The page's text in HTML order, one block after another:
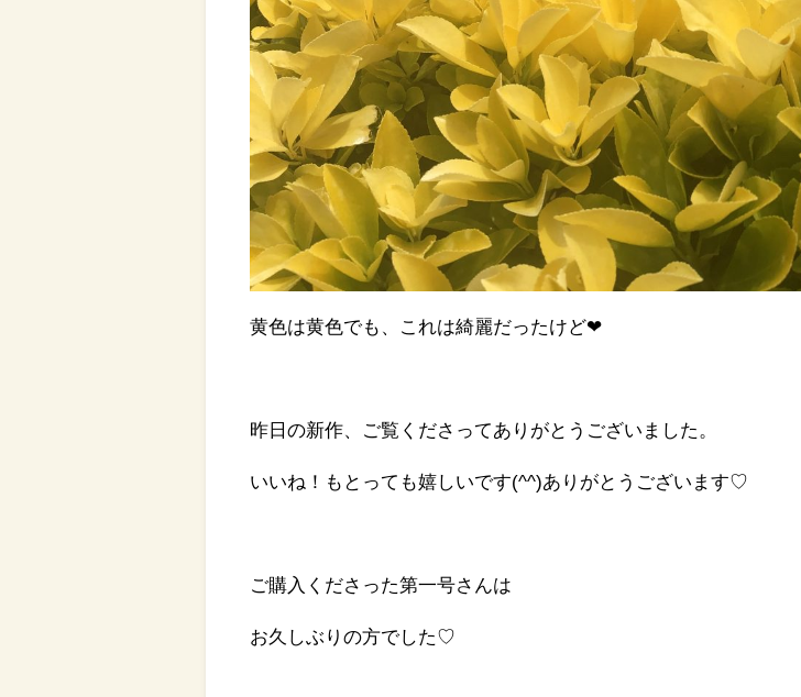
黄色は黄色でも、これは綺麗だったけど❤
昨日の新作、ご覧くださってありがとうございました。
いいね！もとっても嬉しいです(^^)ありがとうございます♡
ご購入くださった第一号さんは
お久しぶりの方でした♡